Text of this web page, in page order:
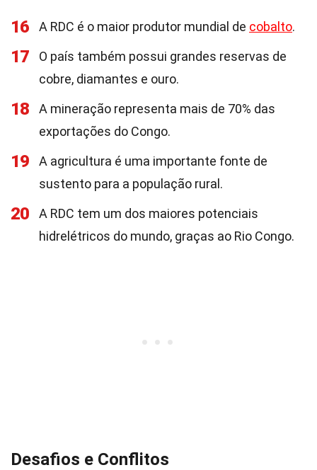
16 A RDC é o maior produtor mundial de cobalto.
17
O país também possui grandes reservas de
cobre, diamantes e ouro.
18
A mineração representa mais de 70% das
exportações do Congo.
19
A agricultura é uma importante fonte de
sustento para a população rural.
20
A RDC tem um dos maiores potenciais
hidrelétricos do mundo, graças ao Rio Congo.
Desafios e Conflitos